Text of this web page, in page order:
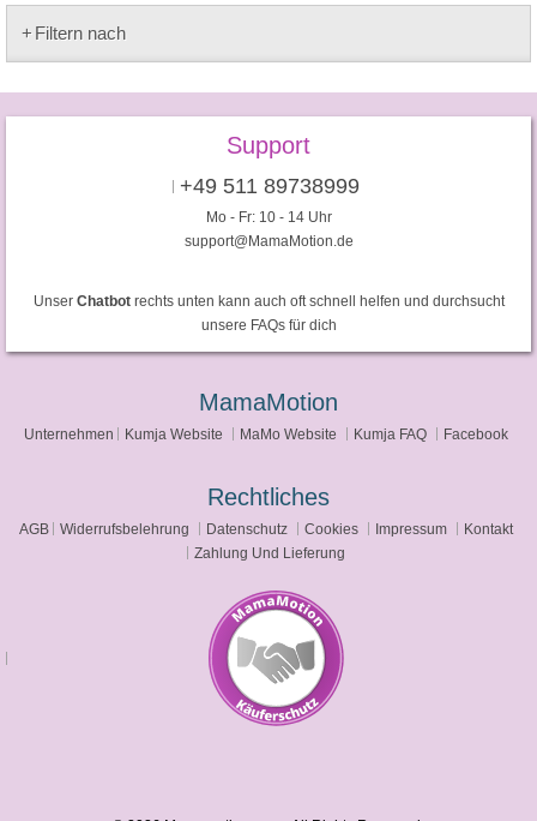
Filtern nach
Support
+49 511 89738999
Mo - Fr: 10 - 14 Uhr
support@MamaMotion.de
Unser Chatbotrechts unten kann auch oft schnell helfen und durchsucht
unsere FAQs für dich
MamaMotion
Unternehmen Kumja Website MaMo Website Kumja FAQ Facebook
Rechtliches
AGB Widerrufsbelehrung Datenschutz Cookies Impressum
Kontakt
Zahlung Und Lieferung